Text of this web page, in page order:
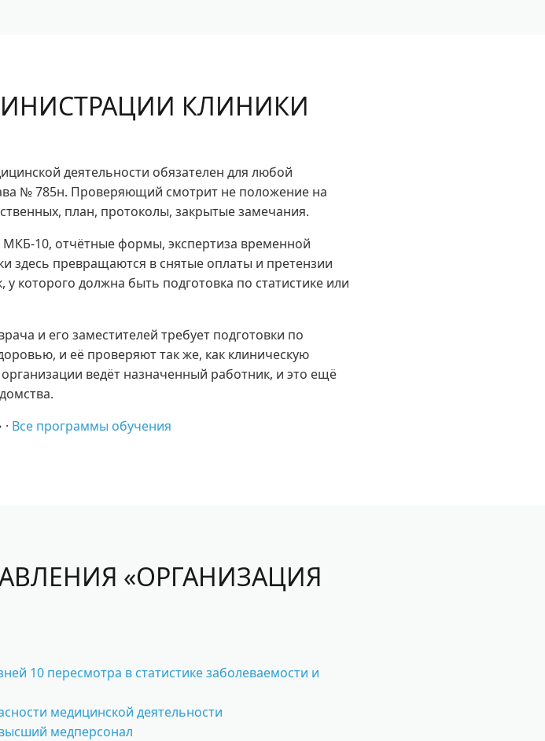
КЛИНИКИ
деятельности обязателен для любой
№ 785н. Проверяющий смотрит не положение на
план, протоколы, закрытые замечания.
10, отчётные формы, экспертиза временной
здесь превращаются в снятые оплаты и претензии
которого должна быть подготовка по статистике или
и его заместителей требует подготовки по
и её проверяют так же, как клиническую
ведёт назначенный работник, и это ещё
· Все программы обучения
«ОРГАНИЗАЦИЯ
10 пересмотра в статистике заболеваемости и
медицинской деятельности
медперсонал